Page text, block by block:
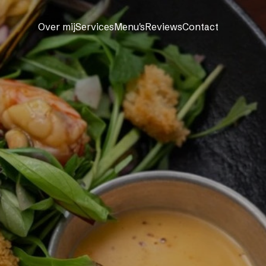
Over mijServicesMenu'sReviewsContact